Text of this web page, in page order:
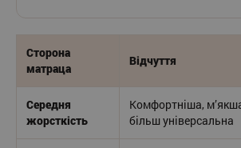
Сторона
матраца
Відчуття
Середня
жорсткість
Комфортніша,
більш універсальна